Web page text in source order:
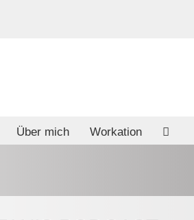
Über mich Workation